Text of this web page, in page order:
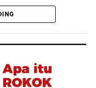
menyatukan
dan kewenangan
ruang menghasilkan
memperkuat
ujar Staf
Dony Erwan